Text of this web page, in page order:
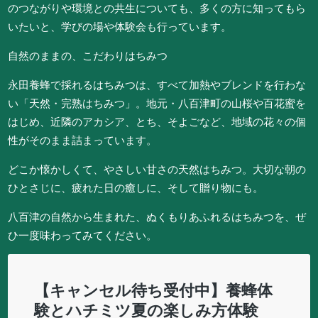
のつながりや環境との共生についても、多くの方に知ってもら
いたいと、学びの場や体験会も行っています。
自然のままの、こだわりはちみつ
永田養蜂で採れるはちみつは、すべて加熱やブレンドを行わな
い「天然・完熟はちみつ」。地元・八百津町の山桜や百花蜜を
はじめ、近隣のアカシア、とち、そよごなど、地域の花々の個
性がそのまま詰まっています。
どこか懐かしくて、やさしい甘さの天然はちみつ。大切な朝の
ひとさじに、疲れた日の癒しに、そして贈り物にも。
八百津の自然から生まれた、ぬくもりあふれるはちみつを、ぜ
ひ一度味わってみてください。